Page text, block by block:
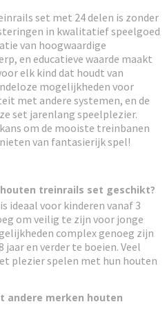
set met 24 delen is zonder
in kwalitatief speelgoed
van hoogwaardige
en educatieve waarde maakt
elk kind dat houdt van
mogelijkheden voor
met andere systemen, en de
set jarenlang speelplezier.
om de mooiste treinbanen
van fantasierijk spel!
treinrails set geschikt?
ideaal voor kinderen vanaf 3
om veilig te zijn voor jonge
complex genoeg zijn
en verder te boeien. Veel
plezier spelen met hun houten
andere merken houten